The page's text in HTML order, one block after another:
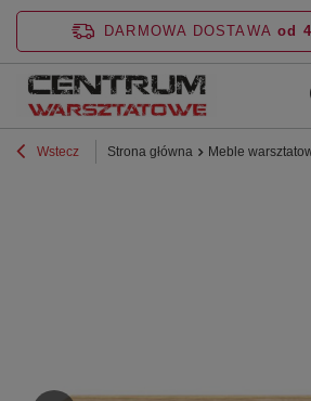
DARMOWA DOSTAWA od
Wstecz Strona główna Meble